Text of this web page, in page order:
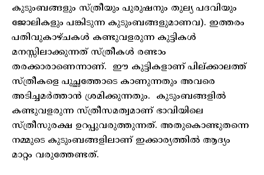
കുടുംബങ്ങളും സ്ത്രീയും പുരുഷനും തുല്യ പദവിയും
ജോലികളും പങ്കിടുന്ന കുടുംബങ്ങളുമാണവ). ഇത്തരം
പതിവുകാഴ്ചകൾ കണ്ടുവളരുന്ന കുട്ടികൾ
മനസ്സിലാക്കുന്നത് സ്ത്രീകൾ രണ്ടാം
തരക്കാരാണെന്നാണ്. ഈ കുട്ടികളാണ് പില്ക്കാലത്ത്
സ്ത്രീകളെ പുച്ഛത്തോടെ കാണുന്നതും അവരെ
അടിച്ചമർത്താൻ ശ്രമിക്കുന്നതും. കുടുംബങ്ങളിൽ
കണ്ടുവളരുന്ന സ്ത്രീസമത്വമാണ് ഭാവിയിലെ
സ്ത്രീസുരക്ഷ ഉറപ്പുവരുത്തുന്നത്. അതുകൊണ്ടുതന്നെ
നമ്മുടെ കുടുംബങ്ങളിലാണ് ഇക്കാര്യത്തിൽ ആദ്യം
മാറ്റം വരുത്തേണ്ടത്.